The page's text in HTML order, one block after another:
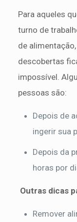
Para aqueles
turno de
de
descobertas
impossível.
pessoas são:
Depois de
ingerir sua
Depois da
horas por
Outras dicas
Remover